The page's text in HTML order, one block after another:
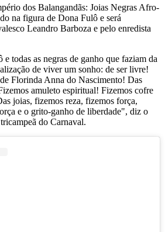
dos Balangandãs: Joias Negras Afro-
na figura de Dona Fulô e será
Leandro Barboza e pelo enredista
todas as negras de ganho que faziam da
de viver um sonho: de ser livre!
Florinda Anna do Nascimento! Das
amuleto espiritual! Fizemos cofre
joias, fizemos reza, fizemos força,
e o grito-ganho de liberdade", diz o
do Carnaval.